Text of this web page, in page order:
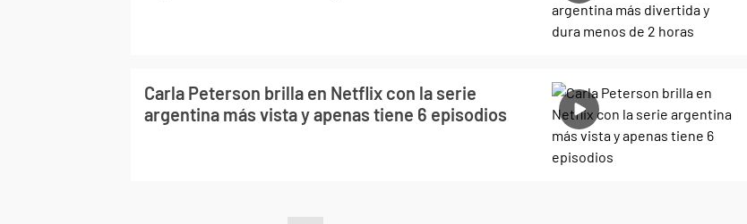
Carla Peterson brilla en Netflix con la serie
argentina más vista y apenas tiene 6 episodios